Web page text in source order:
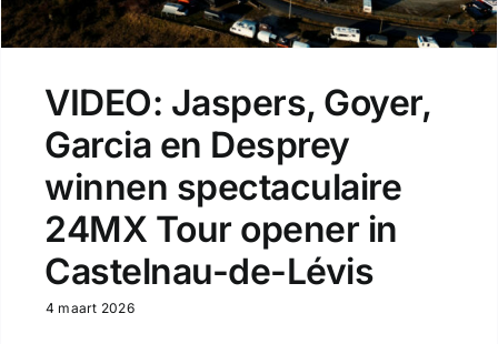
VIDEO: Jaspers, Goyer,
Garcia en Desprey
winnen spectaculaire
24MX Tour opener in
Castelnau-de-Lévis
4 maart 2026